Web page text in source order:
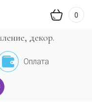
Оплата
декор.
0